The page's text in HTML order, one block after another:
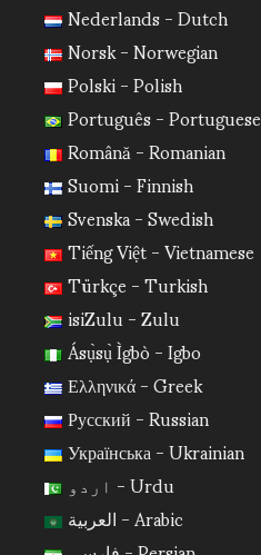
Nederlands - Dutch
Norsk - Norwegian
Polski - Polish
Português - Portuguese
Română - Romanian
Suomi - Finnish
Svenska - Swedish
Tiếng Việt - Vietnamese
Türkçe - Turkish
isiZulu - Zulu
Ásụ̀sụ̀ Ìgbò - Igbo
Ελληνικά - Greek
Русский - Russian
Українська - Ukrainian
اردو - Urdu
العربية - Arabic